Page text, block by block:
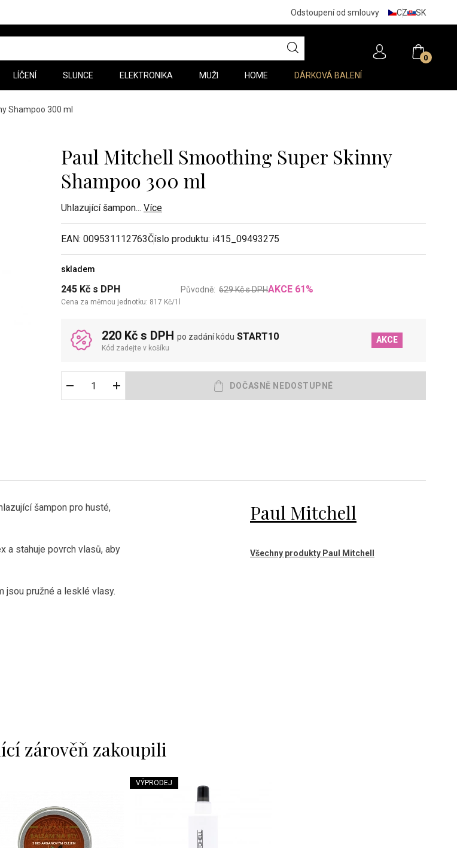
Odstoupení od smlouvy CZ SK
0
LÍČENÍ SLUNCE ELEKTRONIKA MUŽI HOME DÁRKOVÁ BALENÍ
Shampoo 300 ml
Paul Mitchell Smoothing Super Skinny
Shampoo 300 ml
Uhlazující šampon... Více
EAN: 009531112763Číslo produktu: i415_09493275
skladem
245 Kč s DPH
Cena za měrnou jednotku: 817 Kč/1
Původně: 629Kčs DPHAKCE 61%
220 Kč s DPH po zadání kódu START10
Kód zadejte v košíku
AKCE
šampon pro husté,
a stahuje povrch vlasů, aby
jsou pružné a lesklé vlasy.
Paul Mitchell
Všechny produkty Paul Mitchell
zárověň zakoupili
VÝPRODEJ